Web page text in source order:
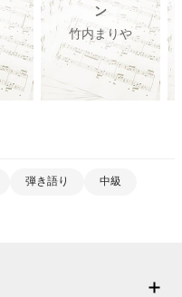
ン
竹内まりや
弾き語り 中級